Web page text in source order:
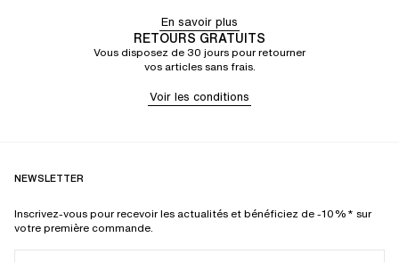
En savoir plus
RETOURS GRATUITS
Vous disposez de 30 jours pour retourner
vos articles sans frais.
Voir les conditions
NEWSLETTER
Inscrivez-vous pour recevoir les actualités et bénéficiez de -10%* sur
votre première commande.